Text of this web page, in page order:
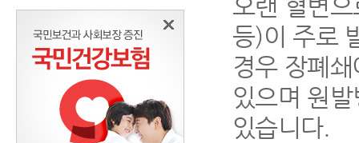
등)이 주로
경우 장폐
있으며 원
있습니다.